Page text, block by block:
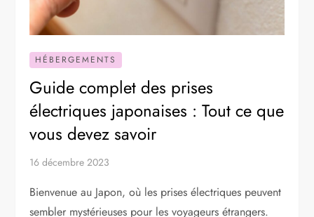
HÉBERGEMENTS
Guide complet des prises
électriques japonaises : Tout ce que
vous devez savoir
16 décembre 2023
Bienvenue au Japon, où les prises électriques peuvent
sembler mystérieuses pour les voyageurs étrangers.